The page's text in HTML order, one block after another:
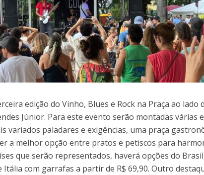
edição do Vinho, Blues e Rock na Praça ao lado
Júnior. Para este evento serão montadas várias
variados paladares e exigências, uma praça
a melhor opção entre pratos e petiscos para
que serão representados, haverá opções do
com garrafas a partir de R$ 69,90. Outro